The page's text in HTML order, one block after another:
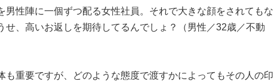
男性陣に一個ずつ配る女性社員。それで大きな顔をされてもな
せ、高いお返しを期待してるんでしょ？（男性／32歳／不動
も重要ですが、どのような態度で渡すかによってもその人の印